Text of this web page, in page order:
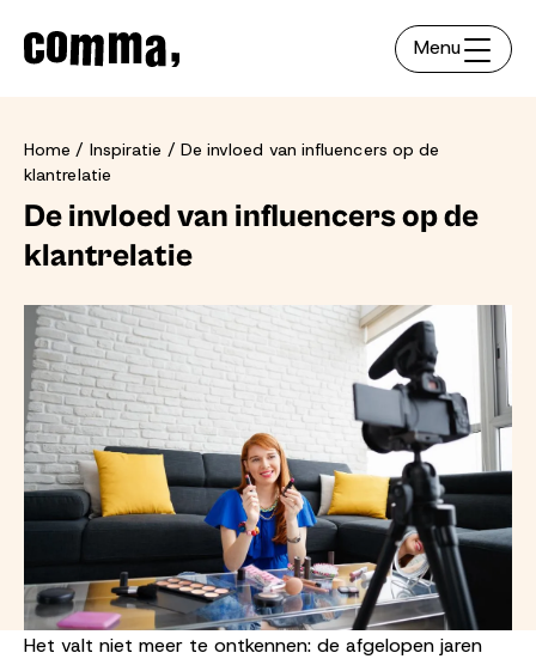
Menu
Home Inspiratie
De invloed van influencers op de
klantrelatie
De invloed van influencers op de
klantrelatie
Het valt niet meer te ontkennen: de afgelopen jaren